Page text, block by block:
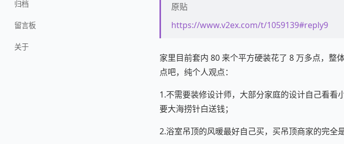
归档
留言板
关于
原贴
https://www.v2ex.com/t/1059139#reply9
家里目前套内 80 来个平方硬装花了 8 万多点，整
点吧，纯个人观点：
1.不需要装修设计师，大部分家庭的设计自己看
要大海捞针白送钱；
2.浴室吊顶的风暖最好自己买，买吊顶商家的完全